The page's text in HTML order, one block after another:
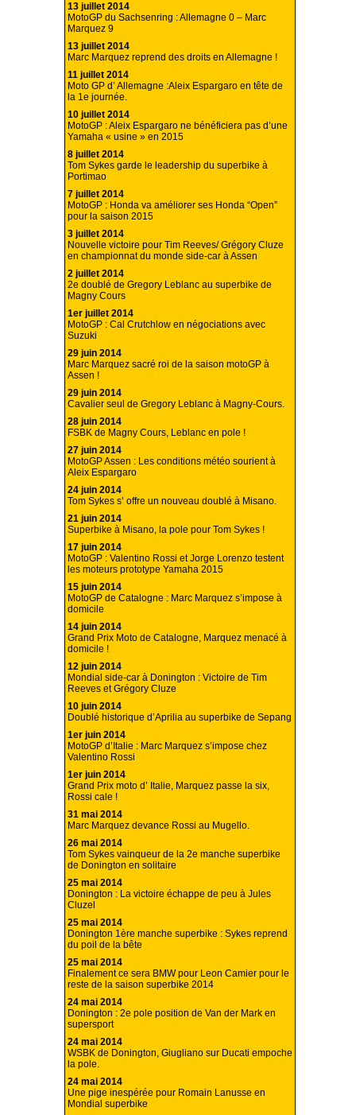
13 juillet 2014
MotoGP du Sachsenring : Allemagne 0 – Marc
Marquez 9
13 juillet 2014
Marc Marquez reprend des droits en Allemagne !
11 juillet 2014
Moto GP d’ Allemagne :Aleix Espargaro en tête de
la 1e journée.
10 juillet 2014
MotoGP : Aleix Espargaro ne bénéficiera pas d’une
Yamaha « usine » en 2015
8 juillet 2014
Tom Sykes garde le leadership du superbike à
Portimao
7 juillet 2014
MotoGP : Honda va améliorer ses Honda “Open”
pour la saison 2015
3 juillet 2014
Nouvelle victoire pour Tim Reeves/ Grégory Cluze
en championnat du monde side-car à Assen
2 juillet 2014
2e doublé de Gregory Leblanc au superbike de
Magny Cours
1er juillet 2014
MotoGP : Cal Crutchlow en négociations avec
Suzuki
29 juin 2014
Marc Marquez sacré roi de la saison motoGP à
Assen !
29 juin 2014
Cavalier seul de Gregory Leblanc à Magny-Cours.
28 juin 2014
FSBK de Magny Cours, Leblanc en pole !
27 juin 2014
MotoGP Assen : Les conditions météo sourient à
Aleix Espargaro
24 juin 2014
Tom Sykes s’ offre un nouveau doublé à Misano.
21 juin 2014
Superbike à Misano, la pole pour Tom Sykes !
17 juin 2014
MotoGP : Valentino Rossi et Jorge Lorenzo testent
les moteurs prototype Yamaha 2015
15 juin 2014
MotoGP de Catalogne : Marc Marquez s’impose à
domicile
14 juin 2014
Grand Prix Moto de Catalogne, Marquez menacé à
domicile !
12 juin 2014
Mondial side-car à Donington : Victoire de Tim
Reeves et Grégory Cluze
10 juin 2014
Doublé historique d’Aprilia au superbike de Sepang
1er juin 2014
MotoGP d’Italie : Marc Marquez s’impose chez
Valentino Rossi
1er juin 2014
Grand Prix moto d’ Italie, Marquez passe la six,
Rossi cale !
31 mai 2014
Marc Marquez devance Rossi au Mugello.
26 mai 2014
Tom Sykes vainqueur de la 2e manche superbike
de Donington en solitaire
25 mai 2014
Donington : La victoire échappe de peu à Jules
Cluzel
25 mai 2014
Donington 1ère manche superbike : Sykes reprend
du poil de la bête
25 mai 2014
Finalement ce sera BMW pour Leon Camier pour le
reste de la saison superbike 2014
24 mai 2014
Donington : 2e pole position de Van der Mark en
supersport
24 mai 2014
WSBK de Donington, Giugliano sur Ducati empoche
la pole.
24 mai 2014
Une pige inespérée pour Romain Lanusse en
Mondial superbike